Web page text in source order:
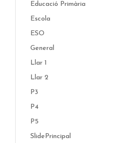
Educació Primària
Escola
ESO
General
Llar 1
Llar 2
P3
P4
P5
SlidePrincipal